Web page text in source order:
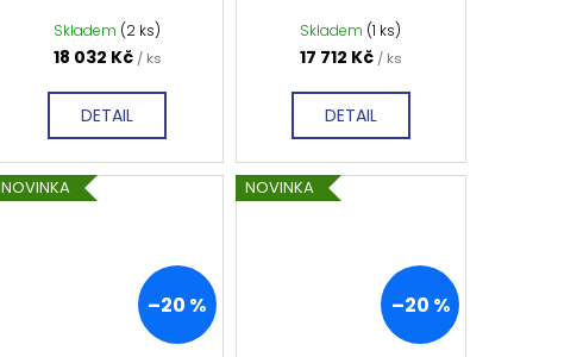
Skladem (2 ks)
18 032 Kč / ks
DETAIL
Skladem (1 ks)
17 712 Kč / ks
DETAIL
NOVINKA
–20 %
NOVINKA
–20 %